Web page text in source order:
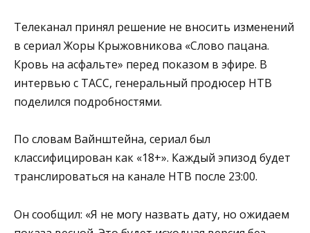
Телеканал принял решение не вносить изменений
в сериал Жоры Крыжовникова «Слово пацана.
Кровь на асфальте» перед показом в эфире. В
интервью с ТАСС, генеральный продюсер НТВ
поделился подробностями.
По словам Вайнштейна, сериал был
классифицирован как «18+». Каждый эпизод будет
транслироваться на канале НТВ после 23:00.
Он сообщил: «Я не могу назвать дату, но ожидаем